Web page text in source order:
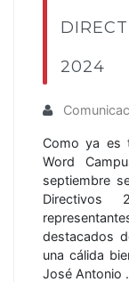
2024
Como ya es
Word
septiembre
Directivos
destacados
una cálida
José Antonio